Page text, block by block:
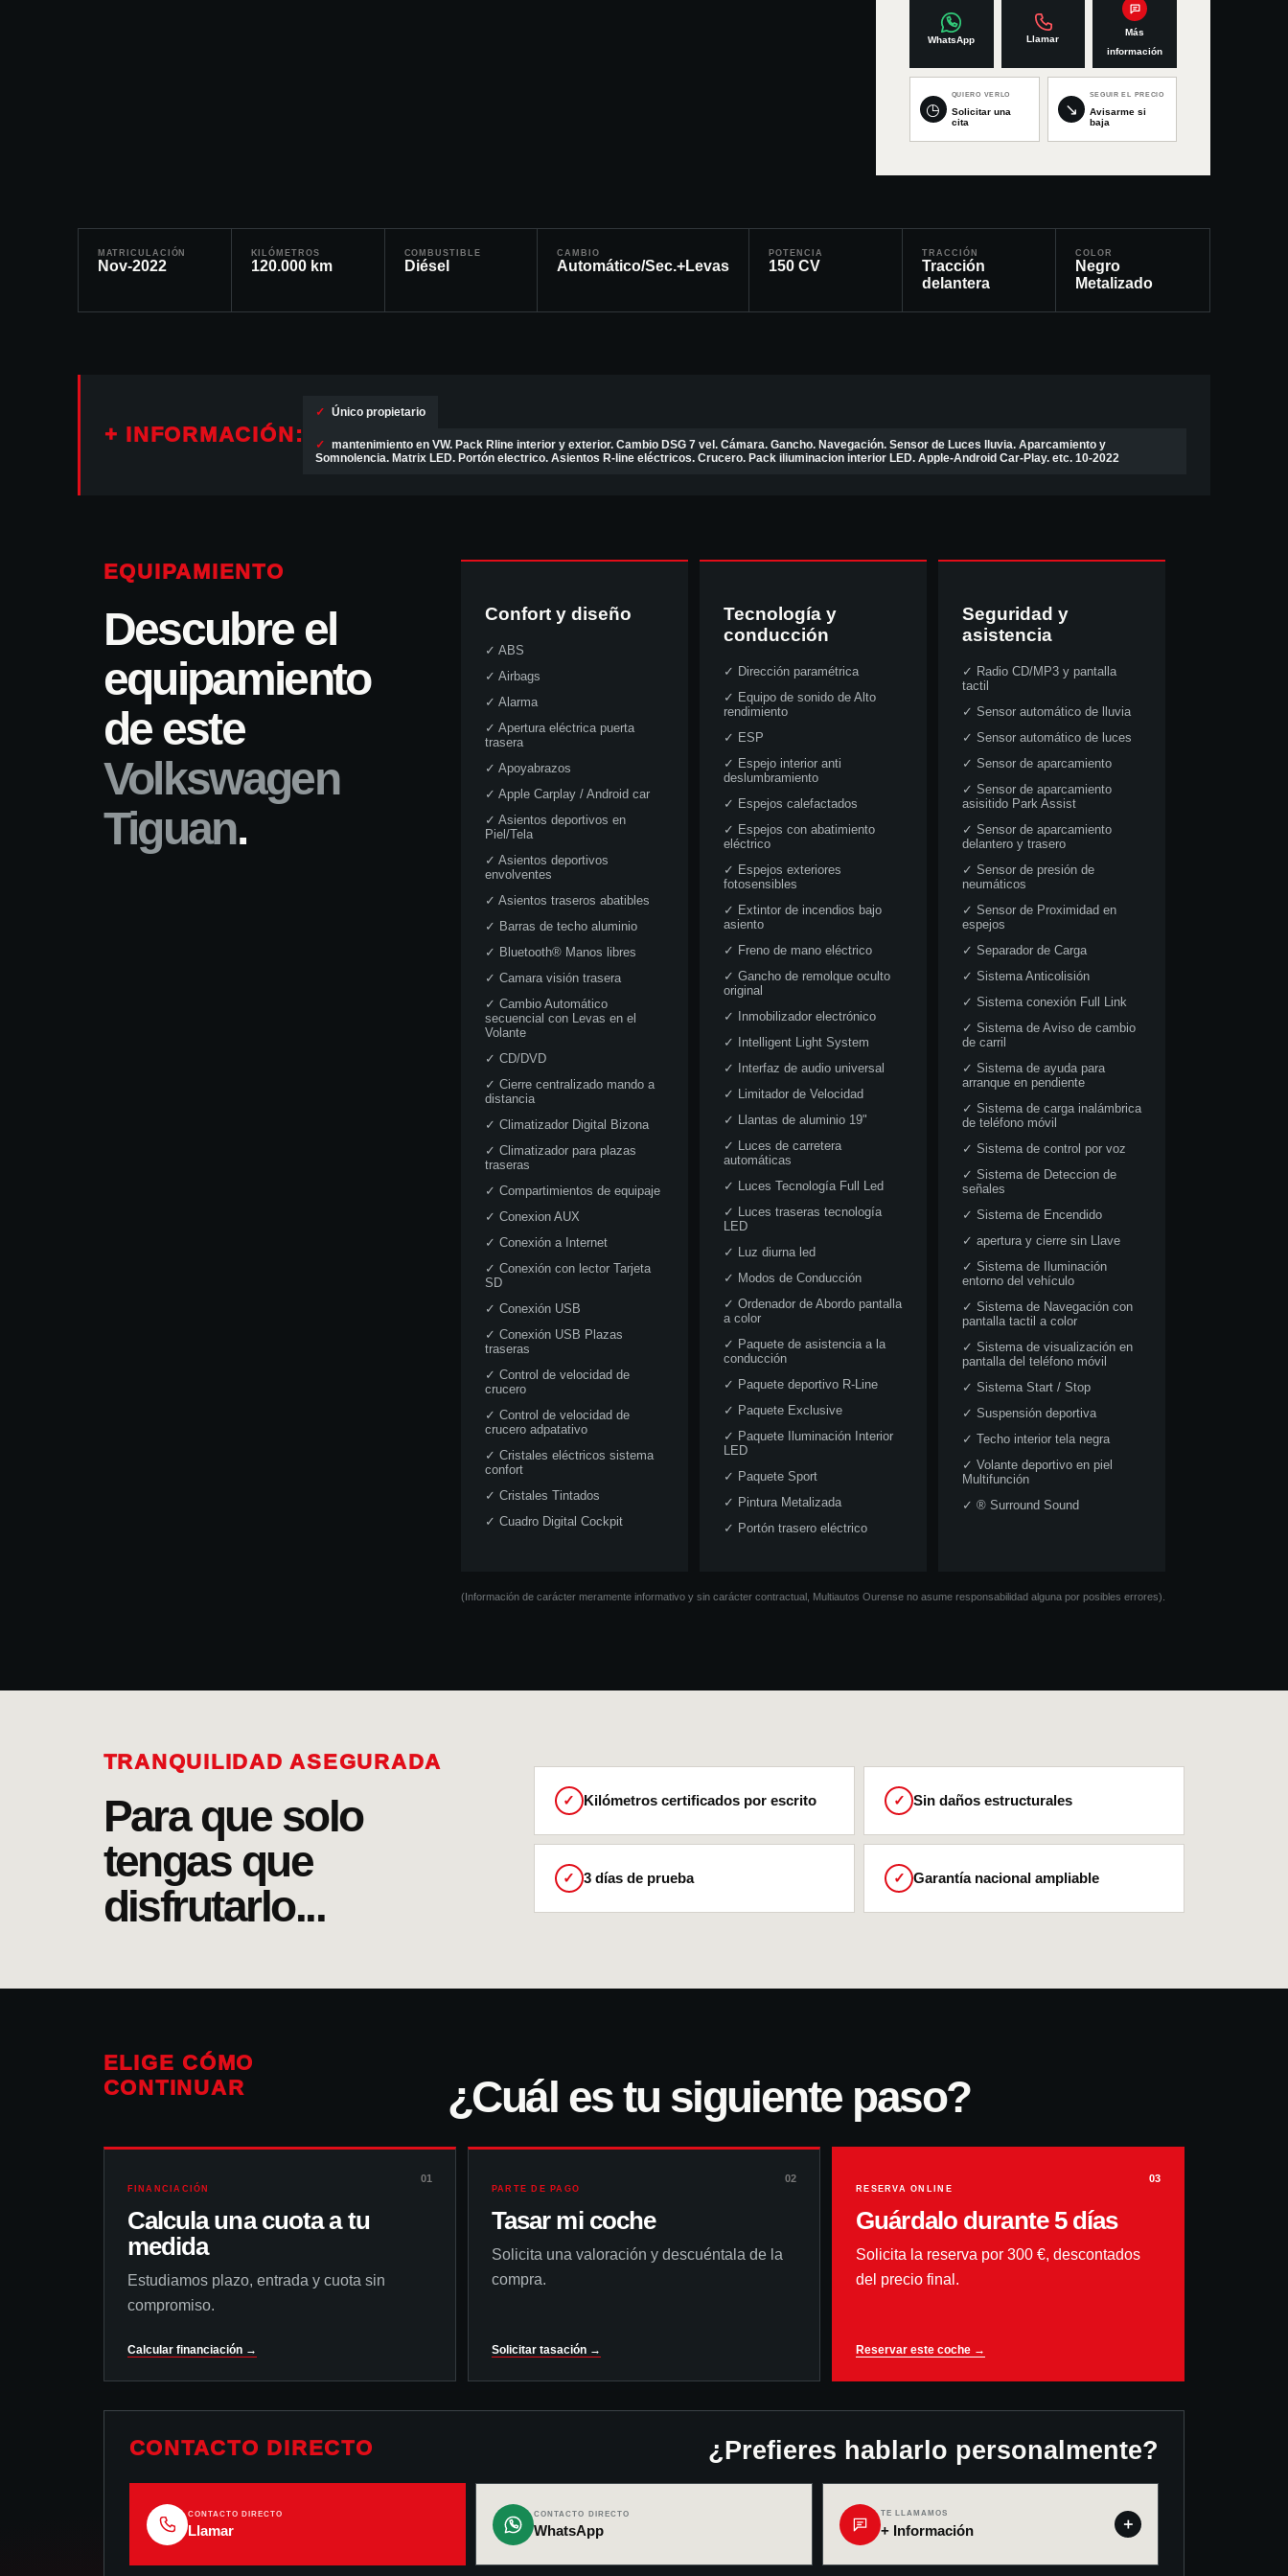
WhatsApp Llamar
Más
información
◷
QUIERO VERLO
Solicitar una
cita
↘
SEGUIR EL PRECIO
Avisarme si
baja
MATRICULACIÓN
Nov-2022
KILÓMETROS
120.000km
COMBUSTIBLE
Diésel
CAMBIO
Automático/Sec.+Levas
POTENCIA
150 CV
TRACCIÓN
Tracción
delantera
COLOR
Negro
Metalizado
+ INFORMACIÓN:
✓ Único propietario
✓ mantenimiento en VW. Pack Rline interior y exterior. Cambio DSG 7 vel. Cámara. Gancho. Navegación. Sensor de Luces lluvia. Aparcamiento y
Somnolencia. Matrix LED. Portón electrico. Asientos R-line eléctricos. Crucero. Pack iliuminacion interior LED. Apple-Android Car-Play. etc. 10-2022
EQUIPAMIENTO
Descubre el
equipamiento
de este
Volkswagen
Tiguan.
Confort y diseño
✓ ABS
✓ Airbags
✓ Alarma
✓ Apertura eléctrica puerta
trasera
✓ Apoyabrazos
✓ Apple Carplay / Android car
✓ Asientos deportivos en
Piel/Tela
✓ Asientos deportivos
envolventes
✓ Asientos traseros abatibles
✓ Barras de techo aluminio
✓ Bluetooth® Manos libres
✓ Camara visión trasera
✓ Cambio Automático
secuencial con Levas en el
Volante
✓ CD/DVD
✓ Cierre centralizado mando a
distancia
✓ Climatizador Digital Bizona
✓ Climatizador para plazas
traseras
✓ Compartimientos de equipaje
✓ Conexion AUX
✓ Conexión a Internet
✓ Conexión con lector Tarjeta
SD
✓ Conexión USB
✓ Conexión USB Plazas
traseras
✓ Control de velocidad de
crucero
✓ Control de velocidad de
crucero adpatativo
✓ Cristales eléctricos sistema
confort
✓ Cristales Tintados
✓ Cuadro Digital Cockpit
Tecnología y
conducción
✓ Dirección paramétrica
✓ Equipo de sonido de Alto
rendimiento
✓ ESP
✓ Espejo interior anti
deslumbramiento
✓ Espejos calefactados
✓ Espejos con abatimiento
eléctrico
✓ Espejos exteriores
fotosensibles
✓ Extintor de incendios bajo
asiento
✓ Freno de mano eléctrico
✓ Gancho de remolque oculto
original
✓
Inmobilizador electrónico
✓
Intelligent Light System
✓
Interfaz de audio universal
✓ Limitador de Velocidad
✓ Llantas de aluminio 19"
✓ Luces de carretera
automáticas
✓ Luces Tecnología Full Led
✓ Luces traseras tecnología
LED
✓ Luz diurna led
✓ Modos de Conducción
✓ Ordenador de Abordo pantalla
a color
✓ Paquete de asistencia a la
conducción
✓ Paquete deportivo R-Line
✓ Paquete Exclusive
✓ Paquete Iluminación Interior
LED
✓ Paquete Sport
✓ Pintura Metalizada
✓ Portón trasero eléctrico
Seguridad y
asistencia
✓ Radio CD/MP3 y pantalla
tactil
✓ Sensor automático de lluvia
✓ Sensor automático de luces
✓ Sensor de aparcamiento
✓ Sensor de aparcamiento
asisitido Park Assist
✓ Sensor de aparcamiento
delantero y trasero
✓ Sensor de presión de
neumáticos
✓ Sensor de Proximidad en
espejos
✓ Separador de Carga
✓ Sistema Anticolisión
✓ Sistema conexión Full Link
✓ Sistema de Aviso de cambio
de carril
✓ Sistema de ayuda para
arranque en pendiente
✓ Sistema de carga inalámbrica
de teléfono móvil
✓ Sistema de control por voz
✓ Sistema de Deteccion de
señales
✓ Sistema de Encendido
✓ apertura y cierre sin Llave
✓ Sistema de Iluminación
entorno del vehículo
✓ Sistema de Navegación con
pantalla tactil a color
✓ Sistema de visualización en
pantalla del teléfono móvil
✓ Sistema Start / Stop
✓ Suspensión deportiva
✓ Techo interior tela negra
✓ Volante deportivo en piel
Multifunción
✓ ® Surround Sound
(Información de carácter meramente informativo y sin carácter contractual, Multiautos Ourense no asume responsabilidad alguna por posibles errores).
TRANQUILIDAD ASEGURADA
Para que solo
tengas que
disfrutarlo...
✓ Kilómetros certificados por escrito ✓ Sin daños estructurales
✓ 3 días de prueba ✓ Garantía nacional ampliable
ELIGE CÓMO
CONTINUAR
¿Cuál es tu siguiente paso?
01
FINANCIACIÓN
Calcula una cuota a tu
medida
Estudiamos plazo, entrada y cuota sin
compromiso.
Calcular financiación →
02
PARTE DE PAGO
Tasar mi coche
Solicita una valoración y descuéntala de la
compra.
Solicitar tasación →
03
RESERVA ONLINE
Guárdalo durante 5 días
Solicita la reserva por 300 €, descontados
del precio final.
Reservar este coche →
CONTACTO DIRECTO ¿Prefieres hablarlo personalmente?
CONTACTO DIRECTO
Llamar
CONTACTO DIRECTO
WhatsApp
TE LLAMAMOS
+ Información ＋